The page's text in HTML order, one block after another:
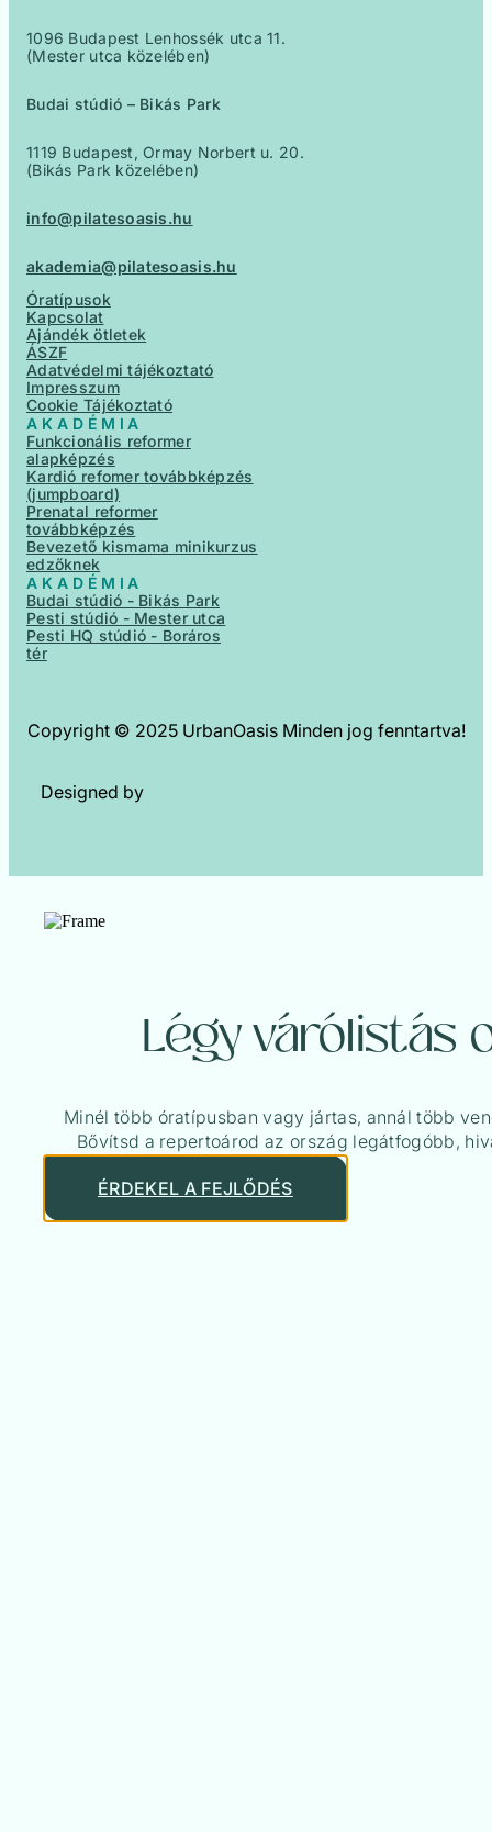
1096 Budapest Lenhossék utca 11.
(Mester utca közelében)
Budai stúdió – Bikás Park
1119 Budapest, Ormay Norbert u. 20.
(Bikás Park közelében)
info@pilatesoasis.hu
akademia@pilatesoasis.hu
Óratípusok
Kapcsolat
Ajándék ötletek
ÁSZF
Adatvédelmi tájékoztató
Impresszum
Cookie Tájékoztató
AKADÉMIA
Funkcionális reformer
alapképzés
Kardió refomer továbbképzés
(jumpboard)
Prenatal reformer
továbbképzés
Bevezető kismama minikurzus
edzőknek
AKADÉMIA
Budai stúdió - Bikás Park
Pesti stúdió - Mester utca
Pesti HQ stúdió - Boráros
tér
Copyright © 2025 UrbanOasis Minden jog fenntartva!
Designed by
Légy várólistás
Minél több óratípusban vagy jártas, annál több
Bővítsd a repertoárod az ország legátfogóbb,
ÉRDEKEL A FEJLŐDÉS